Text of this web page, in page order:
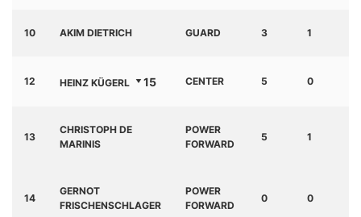
10 AKIM DIETRICH GUARD 3 1
12 HEINZ KÜGERL 15 CENTER 5 0
13
CHRISTOPH DE
MARINIS
POWER
FORWARD
5 1
14
GERNOT
FRISCHENSCHLAGER
POWER
FORWARD
0 0